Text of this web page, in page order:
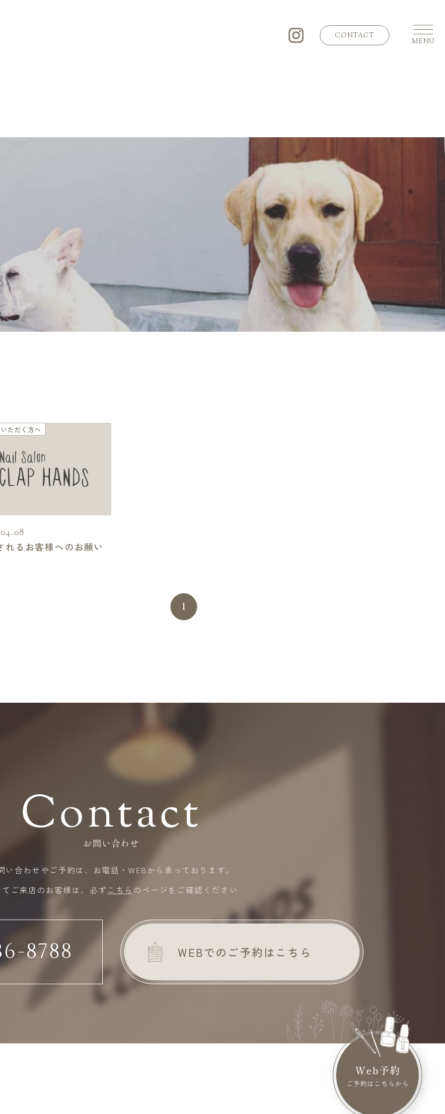
CONTACT
MENU
ただく方へ
れるお客様へのお願い
1
Contact
お問い合わせ
い合わせやご予約は、
​​​​​​​お電話・WEBから承っております。
ご来店のお客様は、必ず こちら のページをご確認ください
8788 WEBでのご予約はこちら